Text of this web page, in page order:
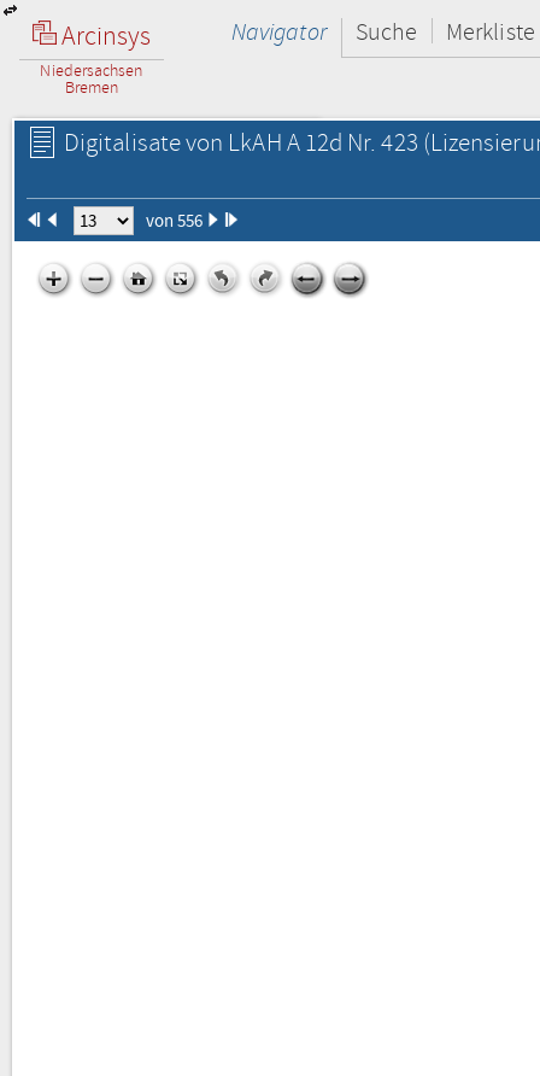
Arcinsys
Niedersachsen
Bremen
Navigator Suche Merkliste
Digitalisate von LkAH A 12d Nr. 423
von 556